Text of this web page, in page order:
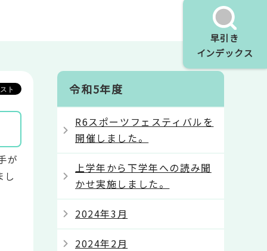
早引き
インデックス
が
し
令和5年度
R6スポーツフェスティバルを
開催しました。
上学年から下学年への読み聞
かせ実施しました。
2024年3月
2024年2月